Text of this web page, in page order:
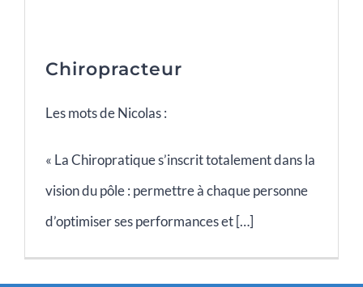
Chiropracteur
Les mots de Nicolas :
« La Chiropratique s’inscrit totalement dans la
vision du pôle : permettre à chaque personne
d’optimiser ses performances et […]